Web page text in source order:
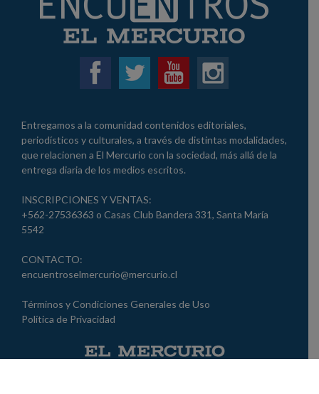
Entregamos a la comunidad contenidos editoriales,
periodísticos y culturales, a través de distintas modalidades,
que relacionen a El Mercurio con la sociedad, más allá de la
entrega diaria de los medios escritos.
INSCRIPCIONES Y VENTAS:
+562-27536363 o Casas Club Bandera 331, Santa María
5542
CONTACTO:
encuentroselmercurio@mercurio.cl
Términos y Condiciones Generales de Uso
Política de Privacidad